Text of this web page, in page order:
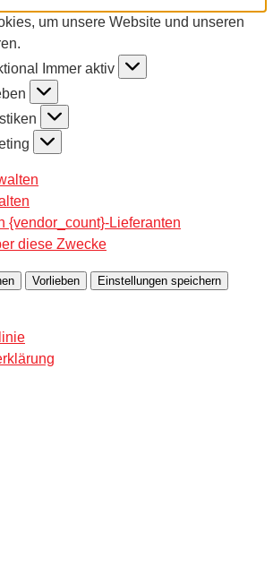
um unsere Website und unseren
Immer aktiv
{vendor_count}-Lieferanten
diese Zwecke
Vorlieben Einstellungen speichern